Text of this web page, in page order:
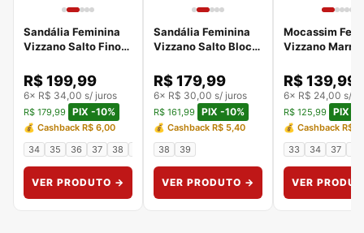
Sandália Feminina
Vizzano Salto Fino
6576.203.19177.66
R$ 199,99
6× R$ 34,00 s/ juros
R$ 179,99 PIX -10%
💰 Cashback R$ 6,00
34
35 36 37 38
VER PRODUTO →
Sandália Feminina
Vizzano Salto Bloco
6262.474.7286.15745
R$ 179,99
6× R$ 30,00 s/ juros
R$ 161,99 PIX -10%
💰 Cashback R$ 5,40
38
39
VER PRODUTO →
Mocassim
Vizzano
R$ 139,99
6× R$ 24,00 s/
R$ 125,99 PIX -
💰 Cashback R$
33
34 37
VER